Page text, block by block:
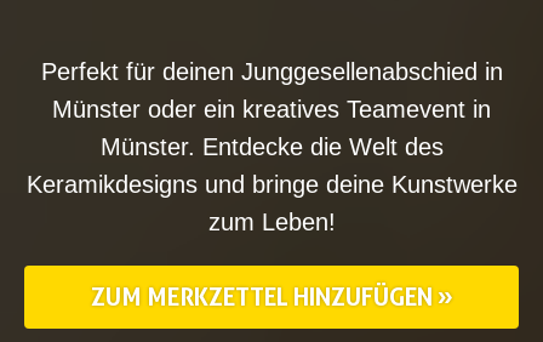
Perfekt für deinen Junggesellenabschied in
Münster oder ein kreatives Teamevent in
Münster. Entdecke die Welt des
Keramikdesigns und bringe deine Kunstwerke
zum Leben!
ZUM MERKZETTEL HINZUFÜGEN »